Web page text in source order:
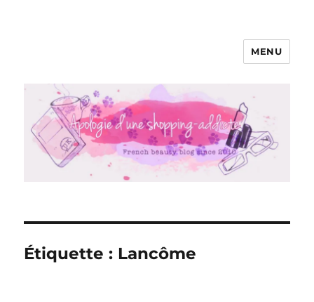
Apologie d'une Shopping-addicte
MENU
Étiquette : Lancôme